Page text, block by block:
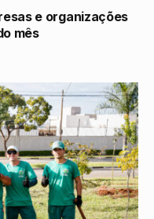
e organizações
mês